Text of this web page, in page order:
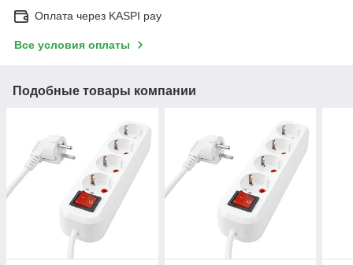
Оплата через KASPI pay
Все условия оплаты
Подобные товары компании